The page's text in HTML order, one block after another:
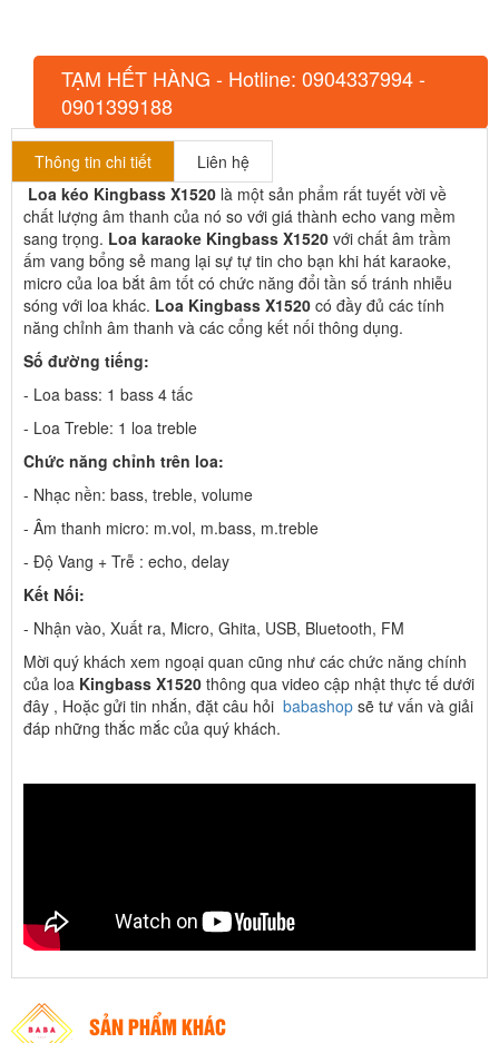
TẠM HẾT HÀNG - Hotline: 0904337994 -
0901399188
Thông tin chi tiết
Liên hệ
Loa kéo Kingbass X1520 là một sản phẩm rất tuyết vời về
chất lượng âm thanh của nó so với giá thành echo vang mềm
sang trọng. Loa karaoke Kingbass X1520 với chất âm trầm
ấm vang bổng sẻ mang lại sự tự tin cho bạn khi hát karaoke,
micro của loa bắt âm tốt có chức năng đổi tần số tránh nhiễu
sóng với loa khác. Loa Kingbass X1520 có đầy đủ các tính
năng chỉnh âm thanh và các cổng kết nối thông dụng.
Số đường tiếng:
- Loa bass: 1 bass 4 tấc
- Loa Treble: 1 loa treble
Chức năng chỉnh trên loa:
- Nhạc nền: bass, treble, volume
- Âm thanh micro: m.vol, m.bass, m.treble
- Độ Vang + Trễ : echo, delay
Kết Nối:
- Nhận vào, Xuất ra, Micro, Ghita, USB, Bluetooth, FM
Mời quý khách xem ngoại quan cũng như các chức năng chính
của loa Kingbass X1520 thông qua video cập nhật thực tế dưới
đây , Hoặc gửi tin nhắn, đặt câu hỏi babashop sẽ tư vấn và giải
đáp những thắc mắc của quý khách.
SẢN PHẨM KHÁC